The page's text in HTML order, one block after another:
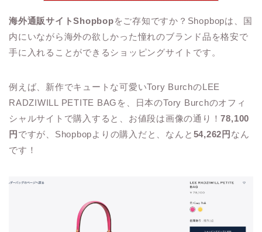
海外通販サイトShopbopをご存知ですか？Shopbopは、国
内にいながら海外の欲しかった憧れのブランド品を格安で
手に入れることができるショッピングサイトです。
例えば、新作でキュートな可愛いTory BurchのLEE
RADZIWILL PETITE BAGを、日本のTory Burchのオフィ
シャルサイトで購入すると、お値段は画像の通り！78,100
円 ですが、Shopbopよりの購入だと、なんと 54,262円 なん
です！